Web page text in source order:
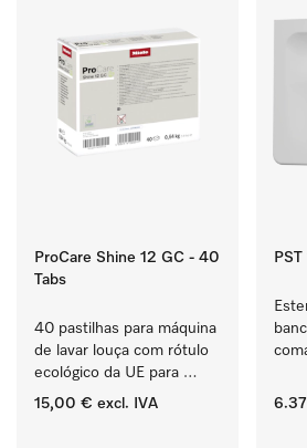
ProCare Shine 12 GC - 40
Tabs
40 pastilhas para máquina
de lavar louça com rótulo
ecológico da UE para
limpar louça, talheres e
15,00 € excl. IVA
PST